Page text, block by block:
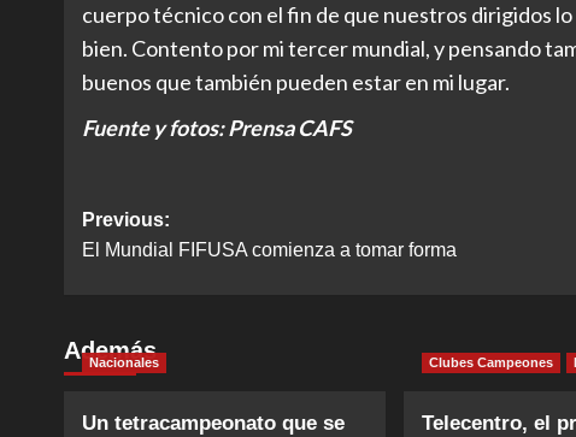
cuerpo técnico con el fin de que nuestros dirigidos
bien. Contento por mi tercer mundial, y pensando
buenos que también pueden estar en mi lugar.
Fuente y fotos: Prensa CAFS
Post
navigation
Previous:
El Mundial FIFUSA comienza a tomar forma
Además
Nacionales
Un tetracampeonato que se
Clubes Campeones
Telecentro, el